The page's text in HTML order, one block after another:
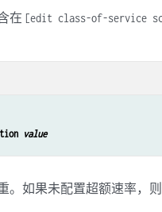
在 [edit class-of-service
value
。如果未配置超额速率，